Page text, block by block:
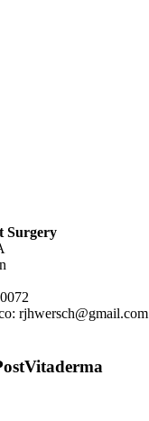
Surgery
rjhwersch@gmail.com
Vitaderma